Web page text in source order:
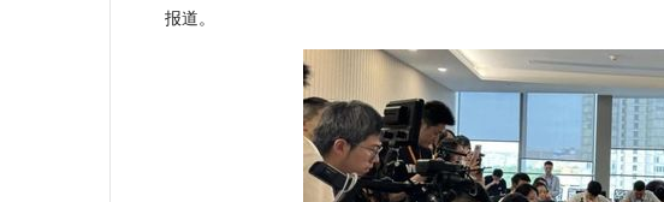
报道。